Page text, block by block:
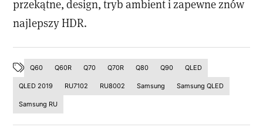
przekątne, design, tryb ambient i zapewne znów
najlepszy HDR.
Q60 Q60R Q70 Q70R Q80 Q90 QLED
QLED 2019 RU7102 RU8002 Samsung Samsung QLED
Samsung RU